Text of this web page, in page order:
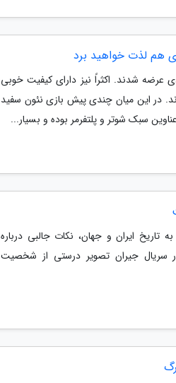
شدند. اکثراً نیز دارای کیفیت خوبی
در این میان چندی پیش بازی نئون سفید
تاریخ ایران و جهان، نکات جالبی درباره
سریال جیران تصویر درستی از شخصیت